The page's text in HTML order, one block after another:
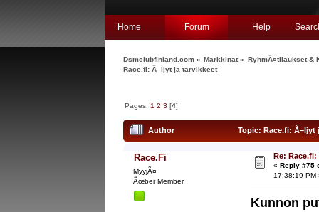
Home Forum Help
Dsmclubfinland.com» Markkinat» RyhmÃ¤tilaukset &
Race.fi: Ã–ljyt ja tarvikkeet
Pages:1 2 3 [4]
Author Topic: Race.fi: Ã–ljyt
Race.Fi
MyyjÃ¤
Ãœber Member
Re:
« Reply #75
17:38:19 PM
Kunnon